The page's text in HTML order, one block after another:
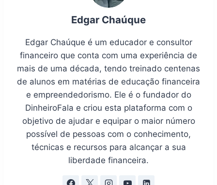
Edgar Chaúque
Edgar Chaúque é um educador e consultor
financeiro que conta com uma experiência de
mais de uma década, tendo treinado centenas
de alunos em matérias de educação financeira
e empreendedorismo. Ele é o fundador do
DinheiroFala e criou esta plataforma com o
objetivo de ajudar e equipar o maior número
possível de pessoas com o conhecimento,
técnicas e recursos para alcançar a sua
liberdade financeira.